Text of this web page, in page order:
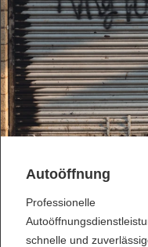
Аutoöffnung
Professionelle
schnelle und